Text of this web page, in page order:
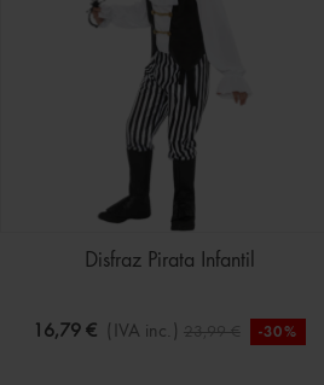
Disfraz Pirata Infantil
16,79 € (IVA inc.) 23,99 € -30%